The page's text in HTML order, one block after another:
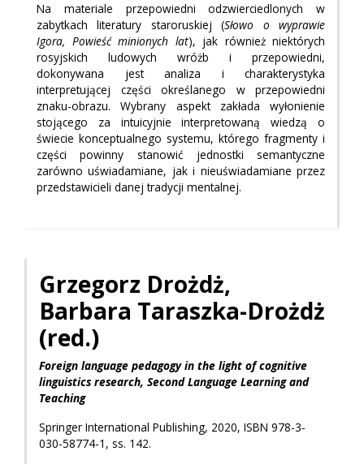
Na materiale przepowiedni odzwierciedlonych w
zabytkach literatury staroruskiej (Słowo o wyprawie
Igora, Powieść minionych lat), jak również niektórych
rosyjskich ludowych wróżb i przepowiedni,
dokonywana jest analiza i charakterystyka
interpretującej części określanego w przepowiedni
znaku-obrazu. Wybrany aspekt zakłada wyłonienie
stojącego za intuicyjnie interpretowaną wiedzą o
świecie konceptualnego systemu, którego fragmenty i
części powinny stanowić jednostki semantyczne
zarówno uświadamiane, jak i nieuświadamiane przez
przedstawicieli danej tradycji mentalnej.
Grzegorz Drożdż,
Barbara Taraszka-Drożdż
(red.)
Foreign language pedagogy in the light of cognitive
linguistics research, Second Language Learning and
Teaching
Springer International Publishing, 2020, ISBN 978-3-
030-58774-1, ss. 142.